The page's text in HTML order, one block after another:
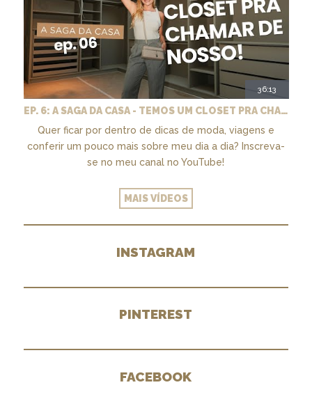
36:13
EP. 6: A SAGA DA CASA - TEMOS UM CLOSET PRA CHAMAR DE NOSSO + MARCENARIA E PAISAGISMO
Quer ficar por dentro de dicas de moda, viagens e
conferir um pouco mais sobre meu dia a dia? Inscreva-
se no meu canal no YouTube!
MAIS VÍDEOS
INSTAGRAM
PINTEREST
FACEBOOK